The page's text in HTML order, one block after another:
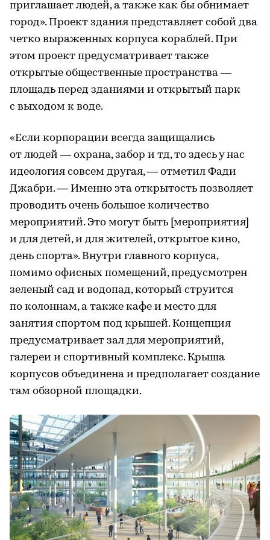
приглашает людей, а также как бы обнимает
город». Проект здания представляет собой два
четко выраженных корпуса кораблей. При
этом проект предусматривает также
открытые общественные пространства —
площадь перед зданиями и открытый парк
с выходом к воде.
«Если корпорации всегда защищались
от людей — охрана, забор и тд, то здесь у нас
идеология совсем другая, — отметил Фади
Джабри. — Именно эта открытость позволяет
проводить очень большое количество
мероприятий. Это могут быть [мероприятия]
и для детей, и для жителей, открытое кино,
день спорта». Внутри главного корпуса,
помимо офисных помещений, предусмотрен
зеленый сад и водопад, который струится
по колоннам, а также кафе и место для
занятия спортом под крышей. Концепция
предусматривает зал для мероприятий,
галереи и спортивный комплекс. Крыша
корпусов объединена и предполагает создание
там обзорной площадки.